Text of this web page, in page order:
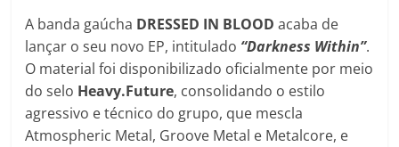
A banda gaúcha DRESSED IN BLOOD acaba de
lançar o seu novo EP, intitulado “Darkness Within”.
O material foi disponibilizado oficialmente por meio
do selo Heavy.Future, consolidando o estilo
agressivo e técnico do grupo, que mescla
Atmospheric Metal, Groove Metal e Metalcore, e